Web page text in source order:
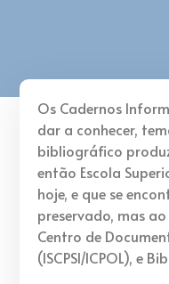
Os Cadernos
dar a conhecer,
bibliográfico
então Escola
hoje, e que se
preservado, mas
Centro de
(ISCPSI/ICPOL), e